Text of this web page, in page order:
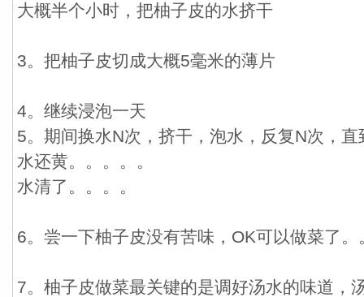
大概半个小时，把柚子皮的水挤干
3。把柚子皮切成大概5毫米的薄片
4。继续浸泡一天
5。期间换水N次，挤干，泡水，反复N次，直
水还黄。。。。。
水清了。。。。
6。尝一下柚子皮没有苦味，OK可以做菜了。
7。柚子皮做菜最关键的是调好汤水的味道，